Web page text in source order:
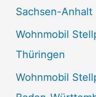
Sachsen-Anhalt
Wohnmobil
Thüringen
Wohnmobil